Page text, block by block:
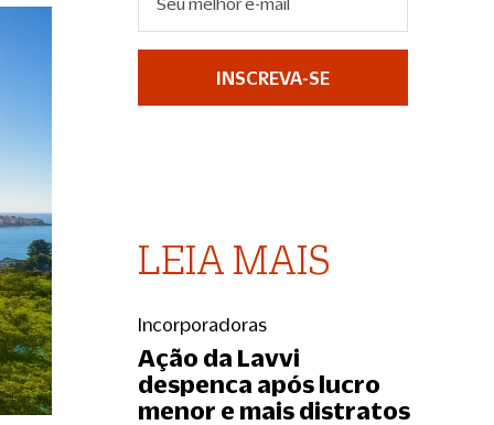
INSCREVA-SE
LEIA MAIS
Incorporadoras
Ação da Lavvi
despenca após lucro
menor e mais distratos